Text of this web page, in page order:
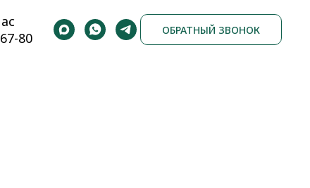
80 ОБРАТНЫЙ ЗВОНОК